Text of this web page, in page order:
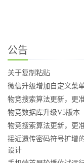
公告
关于复制粘贴
微信升级增加自定义菜
物竞搜索算法更新，更
物竞数据库升级V5版本
物竞搜索算法更新，更
接近遗传密码符号扩增
设计